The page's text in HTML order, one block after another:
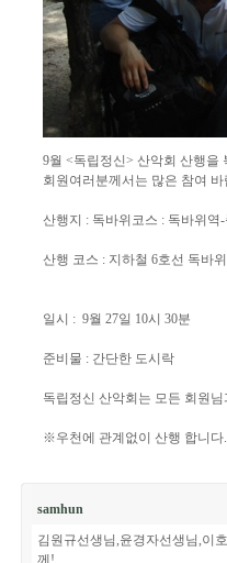
9월 <독립정신> 산악회 산행을
회원여러분께서는 많은 참여 바
산행지 : 독바위코스 : 독바위역
산행 코스 : 지하철 6호선 독바
일시 : 9월 27일 10시 30분
준비물 : 간단한 도시락
독립정신 산악회는 모든 회원
※우천에 관계없이 산행 합니다.
samhun
김원규선생님,윤경자선생님,이
께!